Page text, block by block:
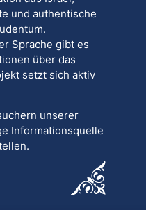
und authentische
Sprache gibt es
über das
setzt sich aktiv
unserer
Informationsquelle